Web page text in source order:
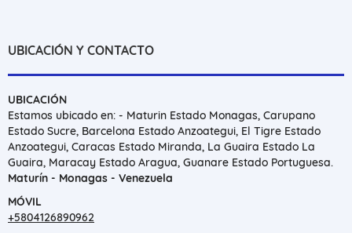
UBICACIÓN Y CONTACTO
UBICACIÓN
Estamos ubicado en: - Maturin Estado Monagas, Carupano
Estado Sucre, Barcelona Estado Anzoategui, El Tigre Estado
Anzoategui, Caracas Estado Miranda, La Guaira Estado La
Guaira, Maracay Estado Aragua, Guanare Estado Portuguesa.
Maturín - Monagas - Venezuela
MÓVIL
+5804126890962